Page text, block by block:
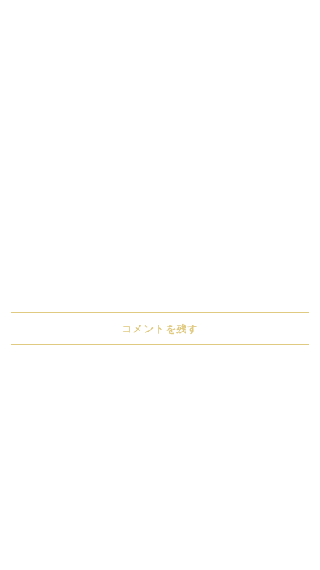
コメントを残す